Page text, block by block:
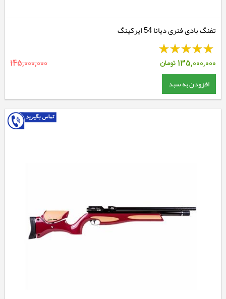
تفنگ بادی فنری دیانا 54 ایرکینگ
135,000,000 تومان 145,000,000
افزودن به سبد